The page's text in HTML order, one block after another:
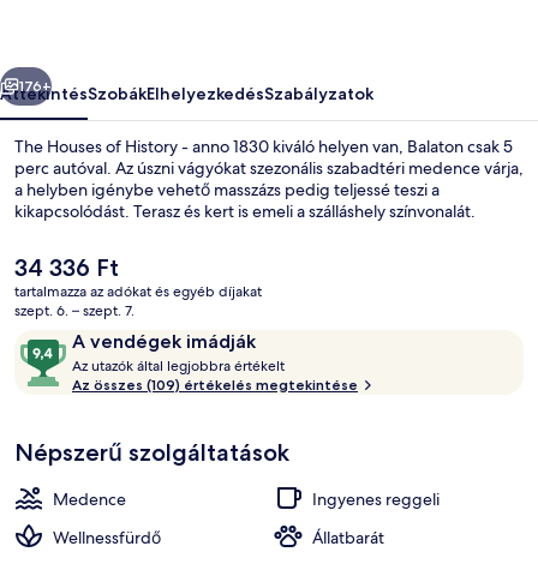
képgalériája
Következő
176+
ÁttekintésSzobákElhelyezkedésSzabályzatok
The Houses of History - anno 1830 kiváló helyen van, Balaton csak 5
perc autóval. Az úszni vágyókat szezonális szabadtéri medence várja,
a helyben igénybe vehető masszázs pedig teljessé teszi a
kikapcsolódást. Terasz és kert is emeli a szálláshely színvonalát.
A
jelenlegi
ár
34 336 Ft
tartalmazza az adókat és egyéb díjakat
szept. 6. – szept. 7.
ÉrtékelésekA vendégek imádják
9,4
ennyiből:
10,
vendégek
imádják
Az utazók által legjobbra értékelt
z
t
z
ó
k
Az összes (109) értékelés megtekintése
Népszerű szolgáltatások
Medence
Ingyenes reggeli
Wellnessfürdő
Állatbarát